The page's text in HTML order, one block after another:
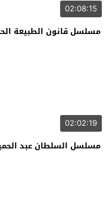
02:08:15
مسلسل قانون الطبيعة
02:02:19
مسلسل السلطان عبد الحميد